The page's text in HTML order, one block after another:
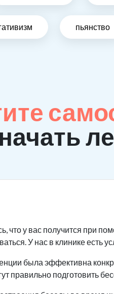
пьянство
что у вас получится при
У нас в клинике есть
была эффективна
правильно подготовить